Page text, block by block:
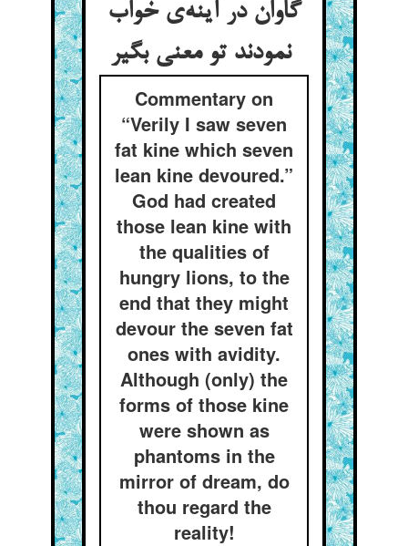
گاوان در آینه‌ی خواب
نمودند تو معنی بگیر
Commentary on
“Verily I saw seven
fat kine which seven
lean kine devoured.”
God had created
those lean kine with
the qualities of
hungry lions, to the
end that they might
devour the seven fat
ones with avidity.
Although (only) the
forms of those kine
were shown as
phantoms in the
mirror of dream, do
thou regard the
reality!